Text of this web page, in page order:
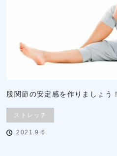
股関節の安定感を作りましょう！
ストレッチ
2021.9.6